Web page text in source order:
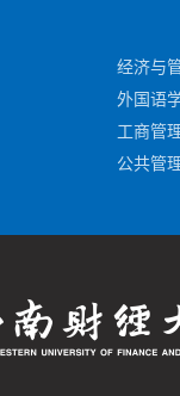
经济与
外国语
工商管
公共管